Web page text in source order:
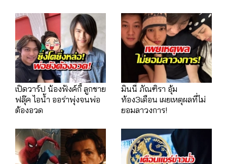
เปิดวาร์ป น้องฟังค์กี้ ลูกชาย
ฟลุ๊ค ไอน้ำ ออร่าพุ่งจนพ่อ
ต้องอวด
มินนี่ ภัณฑิรา อุ้ม
ท้อง3เดือน เผยเหตุผลที่ไม่
ยอมลาวงการ!